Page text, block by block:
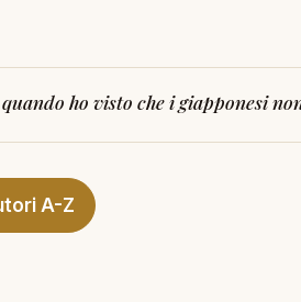
ho visto che i giapponesi
A-Z